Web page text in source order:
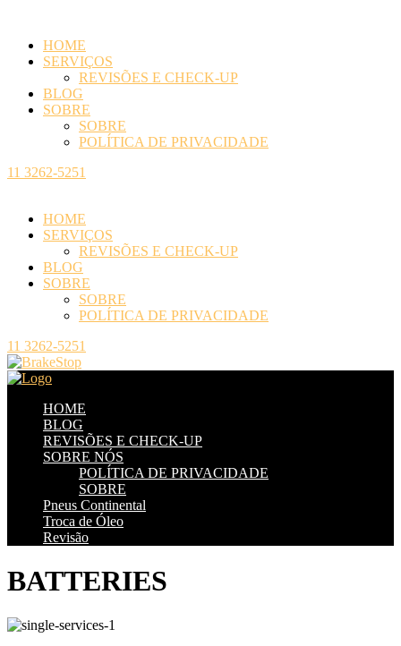
HOME
SERVIÇOS
REVISÕES E CHECK-UP
BLOG
SOBRE
SOBRE
POLÍTICA DE PRIVACIDADE
11 3262-5251
HOME
SERVIÇOS
REVISÕES E CHECK-UP
BLOG
SOBRE
SOBRE
POLÍTICA DE PRIVACIDADE
11 3262-5251
HOME
BLOG
REVISÕES E CHECK-UP
SOBRE NÓS
POLÍTICA DE PRIVACIDADE
SOBRE
Pneus Continental
Troca de Óleo
Revisão
BATTERIES